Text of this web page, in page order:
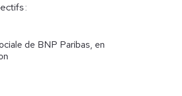
:
de BNP Paribas, en